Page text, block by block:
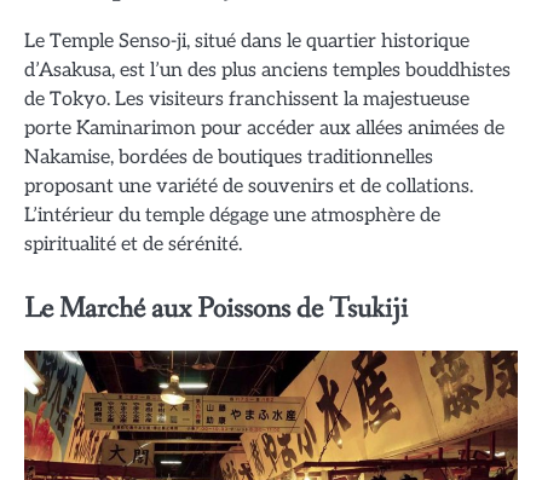
Le Temple Senso-ji, situé dans le quartier historique
d’Asakusa, est l’un des plus anciens temples bouddhistes
de Tokyo. Les visiteurs franchissent la majestueuse
porte Kaminarimon pour accéder aux allées animées de
Nakamise, bordées de boutiques traditionnelles
proposant une variété de souvenirs et de collations.
L’intérieur du temple dégage une atmosphère de
spiritualité et de sérénité.
Le Marché aux Poissons de Tsukiji